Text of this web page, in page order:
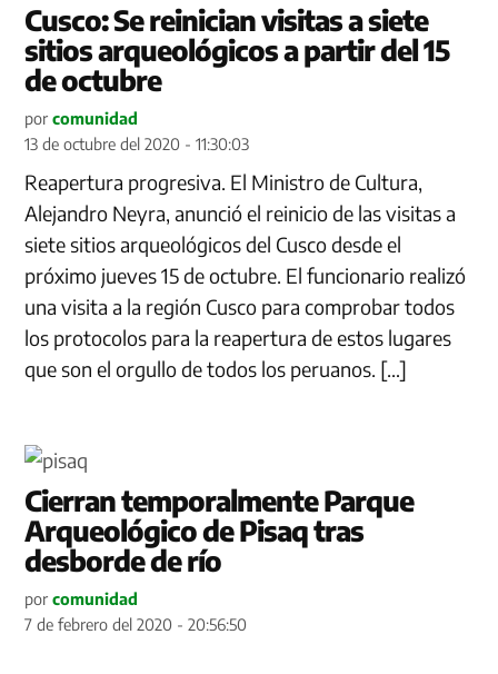
Cusco: Se reinician visitas a siete
sitios arqueológicos a partir del 15
de octubre
por comunidad
13 de octubre del 2020 - 11:30:03
Reapertura progresiva. El Ministro de Cultura,
Alejandro Neyra, anunció el reinicio de las visitas a
siete sitios arqueológicos del Cusco desde el
próximo jueves 15 de octubre. El funcionario realizó
una visita a la región Cusco para comprobar todos
los protocolos para la reapertura de estos lugares
que son el orgullo de todos los peruanos. […]
Cierran temporalmente Parque
Arqueológico de Pisaq tras
desborde de río
por comunidad
7 de febrero del 2020 - 20:56:50